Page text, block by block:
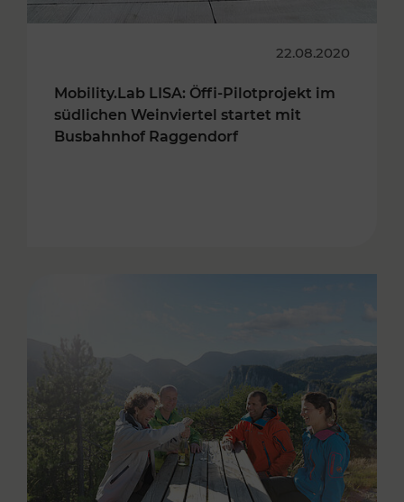
22.08.2020
Mobility.Lab LISA: Öffi-Pilotprojekt im
südlichen Weinviertel startet mit
Busbahnhof Raggendorf